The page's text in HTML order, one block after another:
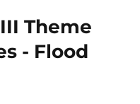
Theme
- Flood